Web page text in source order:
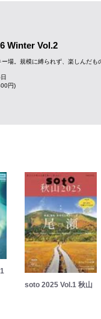
Winter Vol.2
場。規模に縛られず、楽しんだも
円)
soto 2025 Vol.1 秋山